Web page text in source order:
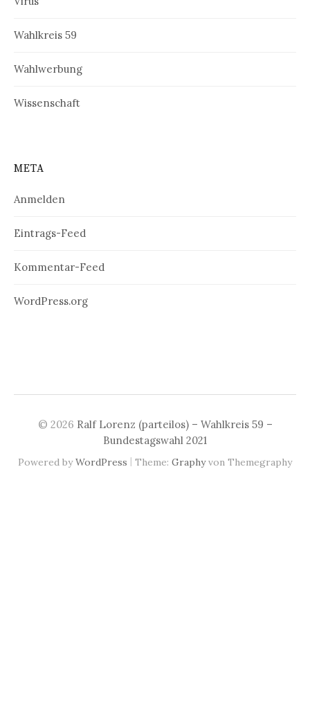
Wahlkreis 59
Wahlwerbung
Wissenschaft
META
Anmelden
Eintrags-Feed
Kommentar-Feed
WordPress.org
© 2026 Ralf Lorenz (parteilos) – Wahlkreis 59 –
Bundestagswahl 2021
Powered byWordPress | Theme: Graphyvon Themegraphy